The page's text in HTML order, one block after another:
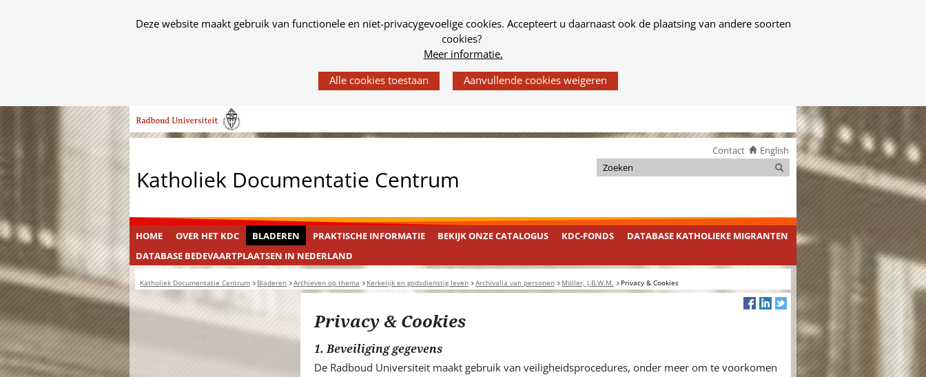
Cookies
Deze website maakt gebruik van functionele en niet-privacygevoelige cookies. Accepteert u daarnaast ook de plaatsing van andere soorten
cookies?
Meer informatie.
gebruik
van
op
deze
worden
toegestaan
geweigerd.
Ga
naar
de
inhoud
Katholiek Documentatie Centrum
Contact English
k
i
d
e
i
Zoeken
Zoeken
HOME OVER HET KDC BLADEREN PRAKTISCHE INFORMATIE BEKIJK ONZE CATALOGUS KDC-FONDS
DATABASE KATHOLIEKE MIGRANTEN
DATABASE BEDEVAARTPLAATSEN IN NEDERLAND
Katholiek Documentatie Centrum Bladeren Archieven op thema Kerkelijk en godsdienstig leven Archivalia van personen Möller, J.B.W.M. Privacy & Cookies
Privacy & Cookies
1. Beveiliging gegevens
De Radboud Universiteit maakt gebruik van veiligheidsprocedures, onder meer om te voorkomen